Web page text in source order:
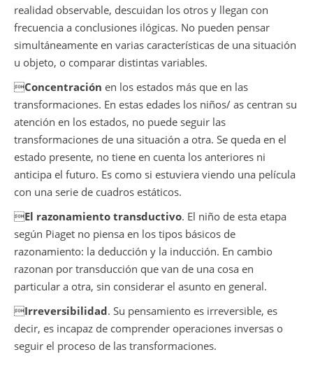
realidad observable, descuidan los otros y llegan con
frecuencia a conclusiones ilógicas. No pueden pensar
simultáneamente en varias características de una situación
u objeto, o comparar distintas variables.
Concentración en los estados más que en las
transformaciones. En estas edades los niños/ as centran su
atención en los estados, no puede seguir las
transformaciones de una situación a otra. Se queda en el
estado presente, no tiene en cuenta los anteriores ni
anticipa el futuro. Es como si estuviera viendo una película
con una serie de cuadros estáticos.
El razonamiento transductivo. El niño de esta etapa
según Piaget no piensa en los tipos básicos de
razonamiento: la deducción y la inducción. En cambio
razonan por transducción que van de una cosa en
particular a otra, sin considerar el asunto en general.
Irreversibilidad. Su pensamiento es irreversible, es
decir, es incapaz de comprender operaciones inversas o
seguir el proceso de las transformaciones.